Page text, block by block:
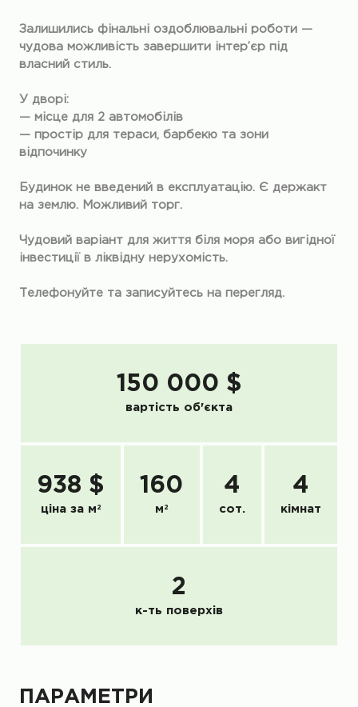
Залишились фінальні оздоблювальні роботи —
чудова можливість завершити інтер’єр під
власний стиль.
У дворі:
— місце для 2 автомобілів
— простір для тераси, барбекю та зони
відпочинку
Будинок не введений в експлуатацію. Є держакт
на землю. Можливий торг.
Чудовий варіант для життя біля моря або вигідної
інвестиції в ліквідну нерухомість.
Телефонуйте та записуйтесь на перегляд.
150 000 $
вартість об'єкта
938 $
ціна за м 2
160
м 2
4
сот.
4
кімнат
2
к-ть поверхів
ПАРАМЕТРИ